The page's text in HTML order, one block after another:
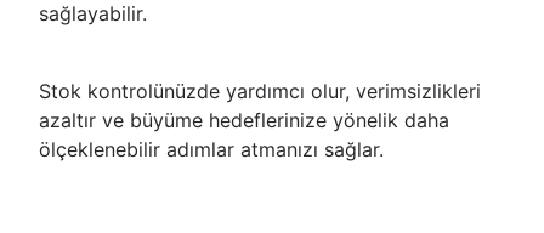
sağlayabilir.
Stok kontrolünüzde yardımcı olur, verimsizlikleri
azaltır ve büyüme hedeflerinize yönelik daha
ölçeklenebilir adımlar atmanızı sağlar.